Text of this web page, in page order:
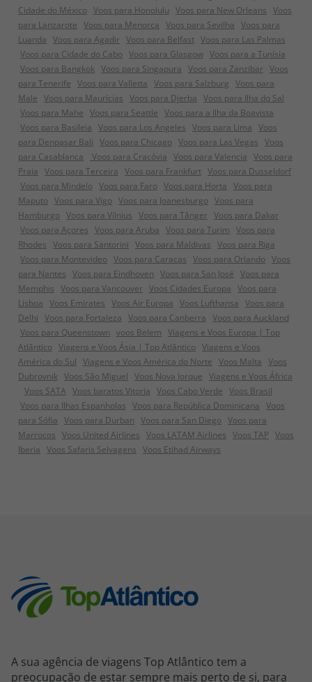
Cidade do México Voos para Honolulu Voos para New Orleans Voos
para Lanzarote Voos para Menorca Voos para Sevilha Voos para
Luanda Voos para Agadir Voos para Belfast Voos para Las Palmas
Voos para Cidade do Cabo Voos para Glasgow Voos para a Tunísia
Voos para Bangkok Voos para Singapura Voos para Zanzibar Voos
para Tenerife Voos para Valletta Voos para Salzburg Voos para
Male Voos para Maurícias Voos para Djerba Voos para Ilha do Sal
Voos para Mahe Voos para Seattle Voos para a Ilha da Boavista
Voos para Basileia Voos para Los Angeles Voos para Lima Voos
para Denpasar Bali Voos para Chicago Voos para Las Vegas Voos
para Casablanca
Voos para Cracóvia Voos para Valencia Voos para
Praia Voos para Terceira Voos para Frankfurt Voos para Dusseldorf
Voos para Mindelo Voos para Faro Voos para Horta Voos para
Maputo Voos para Vigo Voos para Joanesburgo Voos para
Hamburgo Voos para Vilnius Voos para Tânger Voos para Dakar
Voos para Açores Voos para Aruba Voos para Turim Voos para
Rhodes Voos para Santorini Voos para Maldivas Voos para Riga
Voos para Montevideo Voos para Caracas Voos para Orlando Voos
para Nantes Voos para Eindhoven Voos para San José Voos para
Memphis Voos para Vancouver Voos Cidades Europa Voos para
Lisboa Voos Emirates Voos Air Europa Voos Lufthansa Voos para
Delhi Voos para Fortaleza Voos para Canberra Voos para Auckland
Voos para Queenstown voos Belem Viagens e Voos Europa | Top
Atlântico Viagens e Voos Ásia | Top Atlântico Viagens e Voos
América do Sul Viagens e Voos América do Norte Voos Malta Voos
Dubrovnik Voos São Miguel Voos Nova Iorque Viagens e Voos África
Voos SATA Voos baratos Vitoria Voos Cabo Verde Voos Brasil
Voos para Ilhas Espanholas Voos para República Dominicana Voos
para Sófia Voos para Durban Voos para San Diego Voos para
Marrocos Voos United Airlines Voos LATAM Airlines Voos TAP Voos
Iberia Voos Safaris Selvagens Voos Etihad Airways
A sua agência de viagens Top Atlântico tem a
preocupação de estar sempre mais perto de si, para